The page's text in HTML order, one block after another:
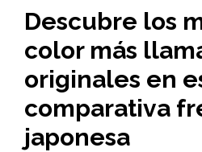
Descubre los
color más
originales en
comparativa
japonesa